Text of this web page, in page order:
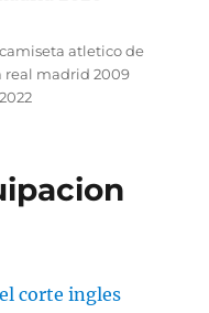
Etiquetas
camiseta atletico de
real madrid 2009